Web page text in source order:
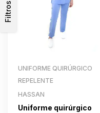
Filtros
UNIFORME QUIRÚRGICO
REPELENTE
HASSAN
Uniforme quirúrgico